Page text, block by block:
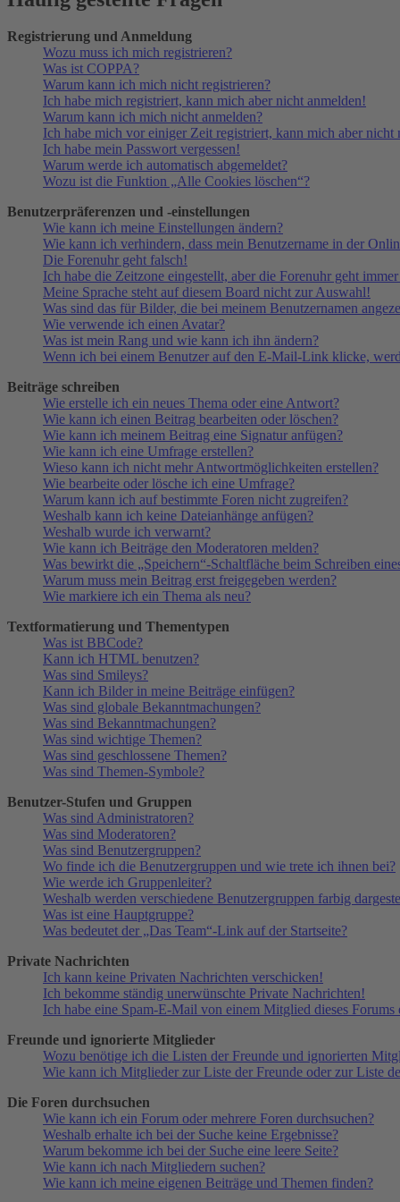
Registrierung und Anmeldung
Wozu muss ich mich registrieren?
Was ist COPPA?
Warum kann ich mich nicht registrieren?
Ich habe mich registriert, kann mich aber nicht anmelden!
Warum kann ich mich nicht anmelden?
Ich habe mich vor einiger Zeit registriert, kann mich aber nicht
Ich habe mein Passwort vergessen!
Warum werde ich automatisch abgemeldet?
Wozu ist die Funktion „Alle Cookies löschen“?
Benutzerpräferenzen und -einstellungen
Wie kann ich meine Einstellungen ändern?
Wie kann ich verhindern, dass mein Benutzername in der
Die Forenuhr geht falsch!
Ich habe die Zeitzone eingestellt, aber die Forenuhr geht
Meine Sprache steht auf diesem Board nicht zur Auswahl!
Was sind das für Bilder, die bei meinem Benutzernamen
Wie verwende ich einen Avatar?
Was ist mein Rang und wie kann ich ihn ändern?
Wenn ich bei einem Benutzer auf den E-Mail-Link klicke,
Beiträge schreiben
Wie erstelle ich ein neues Thema oder eine Antwort?
Wie kann ich einen Beitrag bearbeiten oder löschen?
Wie kann ich meinem Beitrag eine Signatur anfügen?
Wie kann ich eine Umfrage erstellen?
Wieso kann ich nicht mehr Antwortmöglichkeiten erstellen?
Wie bearbeite oder lösche ich eine Umfrage?
Warum kann ich auf bestimmte Foren nicht zugreifen?
Weshalb kann ich keine Dateianhänge anfügen?
Weshalb wurde ich verwarnt?
Wie kann ich Beiträge den Moderatoren melden?
Was bewirkt die „Speichern“-Schaltfläche beim Schreiben
Warum muss mein Beitrag erst freigegeben werden?
Wie markiere ich ein Thema als neu?
Textformatierung und Thementypen
Was ist BBCode?
Kann ich HTML benutzen?
Was sind Smileys?
Kann ich Bilder in meine Beiträge einfügen?
Was sind globale Bekanntmachungen?
Was sind Bekanntmachungen?
Was sind wichtige Themen?
Was sind geschlossene Themen?
Was sind Themen-Symbole?
Benutzer-Stufen und Gruppen
Was sind Administratoren?
Was sind Moderatoren?
Was sind Benutzergruppen?
Wo finde ich die Benutzergruppen und wie trete ich ihnen bei?
Wie werde ich Gruppenleiter?
Weshalb werden verschiedene Benutzergruppen farbig
Was ist eine Hauptgruppe?
Was bedeutet der „Das Team“-Link auf der Startseite?
Private Nachrichten
Ich kann keine Privaten Nachrichten verschicken!
Ich bekomme ständig unerwünschte Private Nachrichten!
Ich habe eine Spam-E-Mail von einem Mitglied dieses Forums
Freunde und ignorierte Mitglieder
Wozu benötige ich die Listen der Freunde und ignorierten
Wie kann ich Mitglieder zur Liste der Freunde oder zur Liste
Die Foren durchsuchen
Wie kann ich ein Forum oder mehrere Foren durchsuchen?
Weshalb erhalte ich bei der Suche keine Ergebnisse?
Warum bekomme ich bei der Suche eine leere Seite?
Wie kann ich nach Mitgliedern suchen?
Wie kann ich meine eigenen Beiträge und Themen finden?